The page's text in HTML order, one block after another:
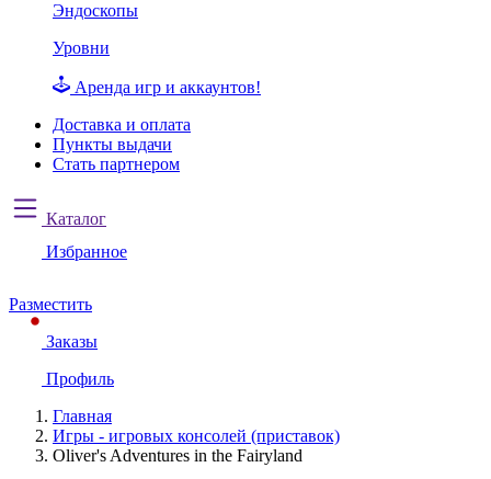
Эндоскопы
Уровни
Аренда игр и аккаунтов!
Доставка и оплата
Пункты выдачи
Стать партнером
Каталог
Избранное
Разместить
Заказы
Профиль
Главная
Игры - игровых консолей (приставок)
Oliver's Adventures in the Fairyland